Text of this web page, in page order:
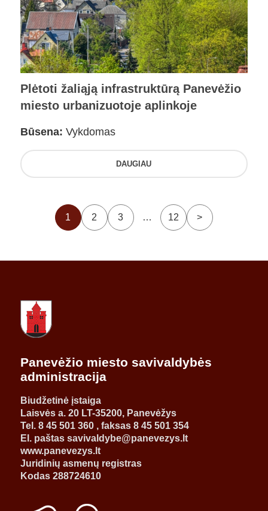
Plėtoti žaliąją infrastruktūrą Panevėžio
miesto urbanizuotoje aplinkoje
Būsena: Vykdomas
DAUGIAU
1 2 3 … 12 >
Panevėžio miesto savivaldybės
administracija
Biudžetinė įstaiga
Laisvės a. 20 LT-35200, Panevėžys
Tel. 8 45 501 360 , faksas 8 45 501 354
El. paštas savivaldybe@panevezys.lt
www.panevezys.lt
Juridinių asmenų registras
Kodas 288724610